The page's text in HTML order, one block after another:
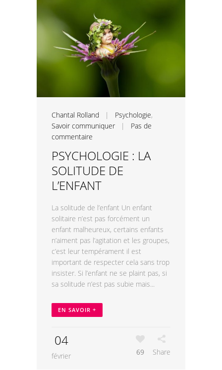
Chantal Rolland | Psychologie,
Savoir communiquer | Pas de
commentaire
PSYCHOLOGIE : LA
SOLITUDE DE
L’ENFANT
La solitude de l’enfant Un enfant
solitaire n’est pas forcément un
enfant malheureux, certains enfants
n’aiment pas l’agitation et les groupes,
c’est leur tempérament il est
important de respecter cela sans trop
insister. Si l’enfant ne se plaint pas, si
sa solitude n’est pas subie mais...
EN SAVOIR +
04
février 69 Share